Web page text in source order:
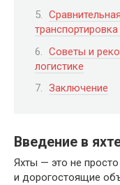
транспортировка
Советы и
логистике
Заключение
Введение в
Яхты — это не
и дорогостоящие